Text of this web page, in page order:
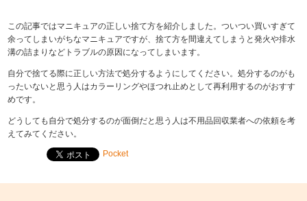
この記事ではマニキュアの正しい捨て方を紹介しました。ついつい買いすぎて
余ってしまいがちなマニキュアですが、捨て方を間違えてしまうと発火や排水
溝の詰まりなどトラブルの原因になってしまいます。
自分で捨てる際に正しい方法で処分するようにしてください。処分するのがも
ったいないと思う人はカラーリングやほつれ止めとして再利用するのがおすす
めです。
どうしても自分で処分するのが面倒だと思う人は不用品回収業者への依頼を考
えてみてください。
Pocket